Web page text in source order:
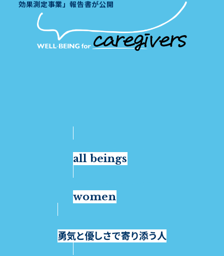
効果測定事業」報告書が公開
all beings
women
勇気と優しさで寄り添う人